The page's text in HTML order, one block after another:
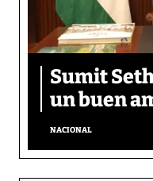
Sumit
un buen
NACIONAL